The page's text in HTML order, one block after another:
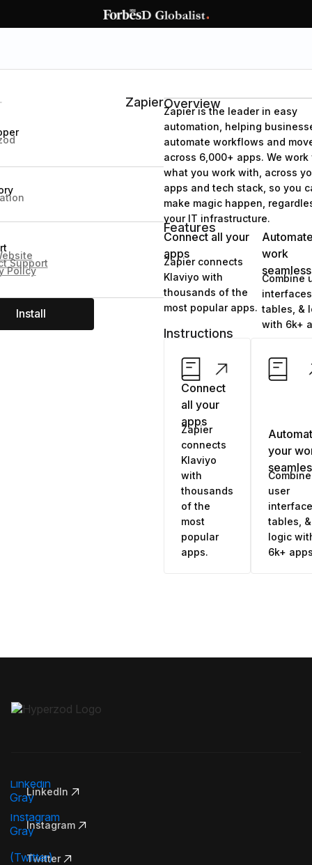
Zapier
Support
Policy
Install
Overview
Zapier is the leader in easy
automation, helping
automate workflows and
across 6,000+ apps. We work
what you work with, across
apps and tech stack, so you
make magic happen,
your IT infrastructure.
Features
Connect all your
apps
Zapier connects
Klaviyo with
thousands of the
most popular apps.
work
Combine
tables, &
with 6k+
Instructions
Connect
all your
apps
Zapier
connects
Klaviyo
with
thousands
of the
most
popular
apps.
your
Combine
user
tables, &
logic
6k+
LinkedIn
Instagram
Twitter